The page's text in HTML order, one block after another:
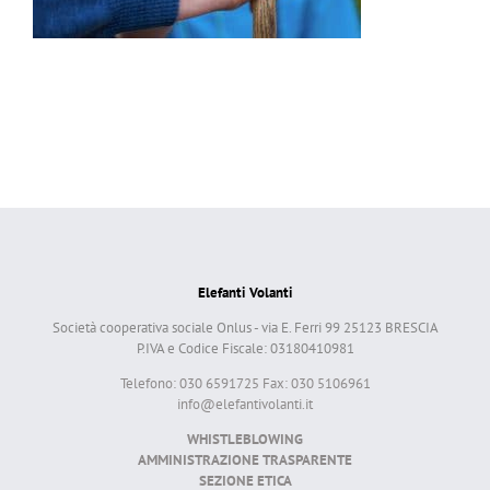
Elefanti Volanti
Società cooperativa sociale Onlus - via E. Ferri 99 25123 BRESCIA
P.IVA e Codice Fiscale: 03180410981
Telefono: 030 6591725 Fax: 030 5106961
info@elefantivolanti.it
WHISTLEBLOWING
AMMINISTRAZIONE TRASPARENTE
SEZIONE ETICA